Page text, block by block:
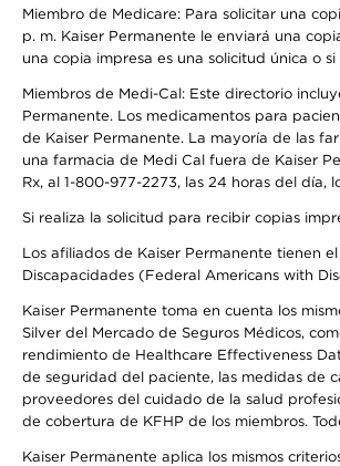
Miembro de Medicare: Para solicitar una
p. m. Kaiser Permanente le enviará una
una copia impresa es una solicitud única o
Miembros de Medi-Cal: Este directorio
Permanente. Los medicamentos para
de Kaiser Permanente. La mayoría de las
una farmacia de Medi Cal fuera de Kaiser
Rx, al 1-800-977-2273, las 24 horas del día,
Si realiza la solicitud para recibir copias
Los afiliados de Kaiser Permanente tienen
Discapacidades (Federal Americans with
Kaiser Permanente toma en cuenta los
Silver del Mercado de Seguros Médicos,
rendimiento de Healthcare Effectiveness
de seguridad del paciente, las medidas de
proveedores del cuidado de la salud
de cobertura de KFHP de los miembros.
Kaiser Permanente aplica los mismos